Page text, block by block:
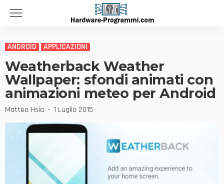
ANDROID APPLICAZIONI
Weatherback Weather
Wallpaper: sfondi animati con
animazioni meteo per Android
Matteo Hsia 1 Luglio 2015